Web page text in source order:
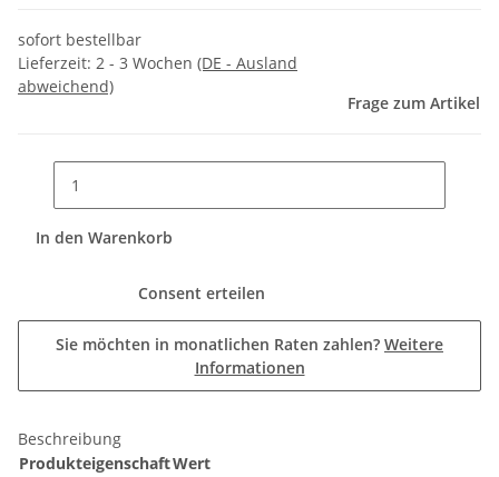
sofort bestellbar
Lieferzeit: 2 - 3 Wochen (DE - Ausland
abweichend)
Frage zum Artikel
In den Warenkorb
Consent erteilen
Sie möchten in monatlichen Raten zahlen? Weitere
Informationen
Beschreibung
ProdukteigenschaftWert